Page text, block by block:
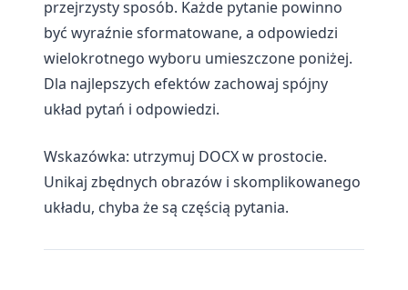
przejrzysty sposób. Każde pytanie powinno
być wyraźnie sformatowane, a odpowiedzi
wielokrotnego wyboru umieszczone poniżej.
Dla najlepszych efektów zachowaj spójny
układ pytań i odpowiedzi.
Wskazówka: utrzymuj DOCX w prostocie.
Unikaj zbędnych obrazów i skomplikowanego
układu, chyba że są częścią pytania.